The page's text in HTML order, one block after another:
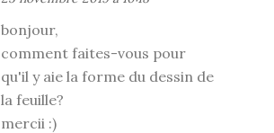
bonjour,
comment faites-vous pour
qu'il y aie la forme du dessin de
la feuille?
mercii :)